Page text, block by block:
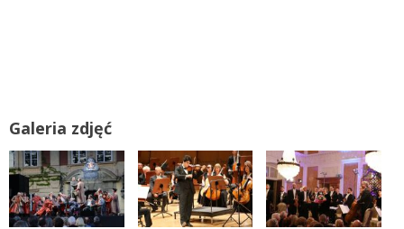
Galeria zdjęć